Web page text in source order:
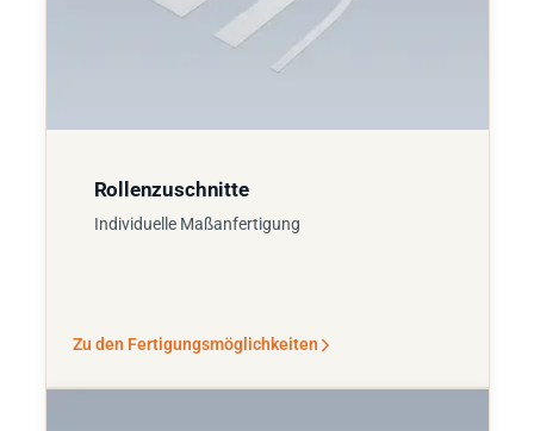
Rollenzuschnitte
Individuelle Maßanfertigung
Zu den Fertigungsmöglichkeiten